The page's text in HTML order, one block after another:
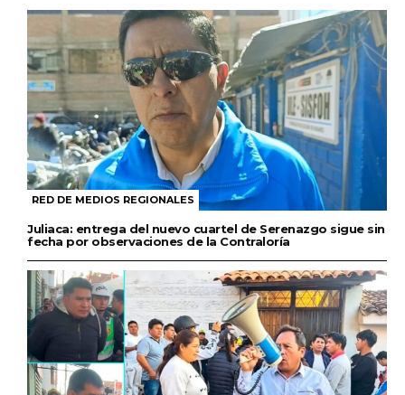
RED DE MEDIOS REGIONALES
Juliaca: entrega del nuevo cuartel de Serenazgo sigue sin
fecha por observaciones de la Contraloría